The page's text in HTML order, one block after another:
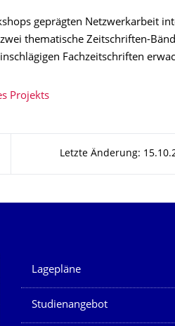
geprägten Netzwerkarbeit
thematische Zeitschriften-
Fachzeitschriften
Projekts
Letzte Änderung:
Unsere Dienste
Lagepläne
Studienangebot